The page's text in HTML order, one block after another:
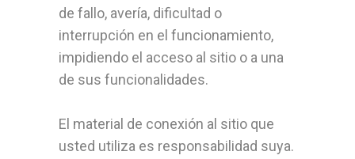
de fallo, avería, dificultad o
interrupción en el funcionamiento,
impidiendo el acceso al sitio o a una
de sus funcionalidades.
El material de conexión al sitio que
usted utiliza es responsabilidad suya.